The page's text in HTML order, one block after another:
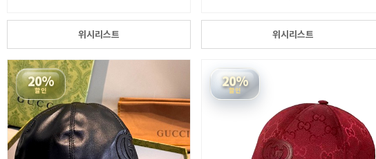
위시리스트 위시리스트
20%
할인
20%
할인